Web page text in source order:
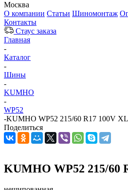
Москва
О компании Статьи Шиномонтаж
Контакты
Стаус заказа
Главная
-
Каталог
-
Шины
-
KUMHO
-
WP52
-KUMHO WP52 215/60 R17 100V XL
Поделиться
KUMHO WP52 215/60